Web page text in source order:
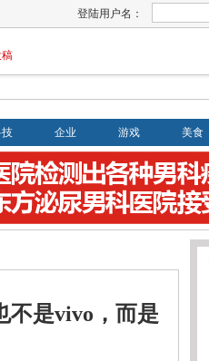
登陆用户名：
稿
企业 游戏 美食
不是vivo，而是